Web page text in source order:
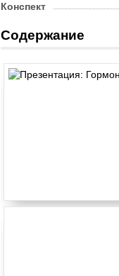
Конспект
Содержание